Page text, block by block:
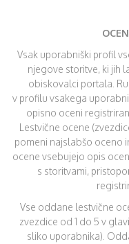
Vsak uporabniški profil
njegove storitve, ki jih
obiskovalci portala.
v profilu vsakega
opisno oceni
Lestvične ocene
pomeni najslabšo oceno
ocene vsebujejo opis
s storitvami,
Vse oddane lestvične
zvezdice od 1 do 5 v
sliko uporabnika).